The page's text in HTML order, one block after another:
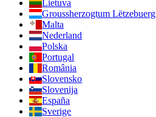
Lietuva
Groussherzogtum Lëtzebuerg
Malta
Nederland
Polska
Portugal
România
Slovensko
Slovenija
España
Sverige